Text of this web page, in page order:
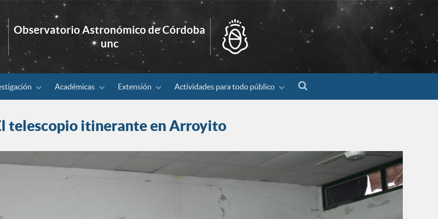
Observatorio Astronómico de Córdoba
unc
Académicas Extensión Actividades para todo público
telescopio itinerante en Arroyito